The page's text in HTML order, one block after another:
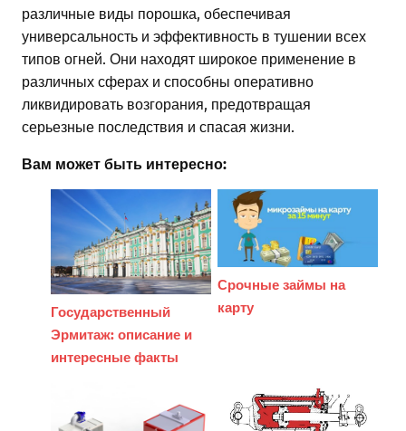
различные виды порошка, обеспечивая
универсальность и эффективность в тушении всех
типов огней. Они находят широкое применение в
различных сферах и способны оперативно
ликвидировать возгорания, предотвращая
серьезные последствия и спасая жизни.
Вам может быть интересно:
Государственный
Эрмитаж: описание и
интересные факты
Срочные займы на
карту